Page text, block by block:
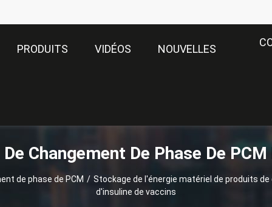
PRODUITS VIDÉOS NOUVELLES
Changement De Phase De
de phase de PCM / Stockage de l'énergie matériel de produits de
d'insuline de vaccins